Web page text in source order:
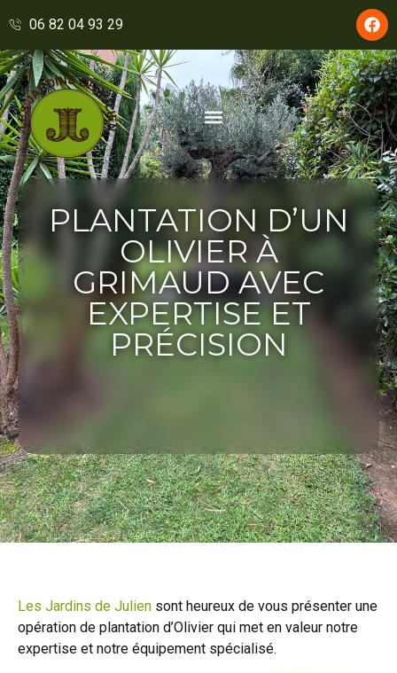
principal06 82 04 93 29
PLANTATION D’UN
OLIVIER À
GRIMAUD AVEC
EXPERTISE ET
PRÉCISION
Les Jardins de Julien sont heureux de vous présenter une
opération de plantation d’Olivier qui met en valeur notre
expertise et notre équipement spécialisé.